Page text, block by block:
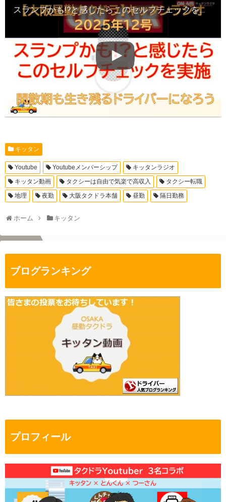
スランプかも!?と感じたらこのセルフチェックを実施 閑散期も生き残るドライバーになろう【大阪昼勤タクドラ】キッタンラジオ
キッタン
Youtube Youtubeメンバーシップ
キッタンラジオ
キッタン動画
タクシーは自由で気楽で高収入
タクシー転職
地理
夜勤 大阪タクドラ本舗 昼勤 隔日勤務
ホーム キッタン
ブログランキング
プロフィール